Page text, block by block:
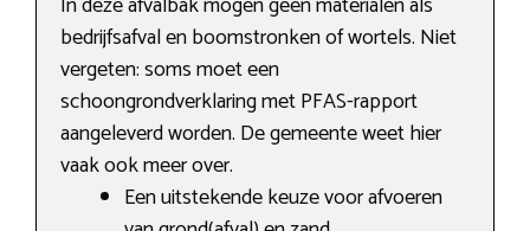
bedrijfsafval en boomstronken of wortels. Niet
vergeten: soms moet een
schoongrondverklaring met PFAS-rapport
aangeleverd worden. De gemeente weet hier
vaak ook meer over.
Een uitstekende keuze voor afvoeren